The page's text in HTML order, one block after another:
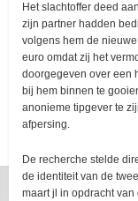
Het slachtoffer deed
zijn partner hadden
volgens hem de
euro omdat zij het
doorgegeven over een
bij hem binnen te
anonieme tipgever te
afpersing.
De recherche stelde
de identiteit van de
maart jl in opdracht